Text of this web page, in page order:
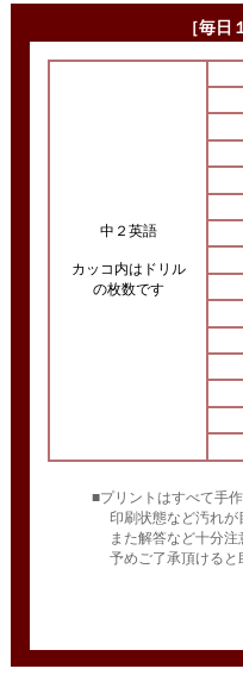
［毎日
■プリントはすべて手
印刷状態など汚れが
また解答など十分注
予めご了承頂けると
中２英語
カッコ内はドリル
の枚数です